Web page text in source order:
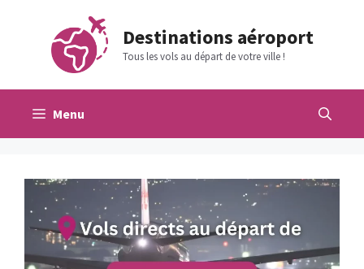
contenu
Destinations aéroport
Tous les vols au départ de votre ville !
Menu